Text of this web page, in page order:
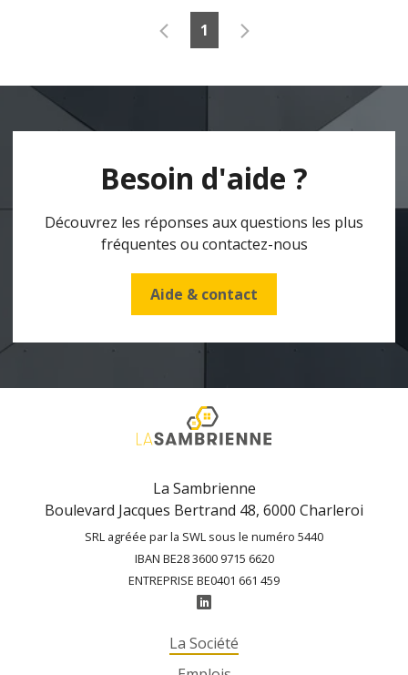
1
Besoin d'aide ?
Découvrez les réponses aux questions les plus
fréquentes ou contactez-nous
Aide & contact
La Sambrienne
Boulevard Jacques Bertrand 48, 6000 Charleroi
SRL agréée par la SWL sous le numéro 5440
IBAN BE28 3600 9715 6620
ENTREPRISE BE0401 661 459
La Société